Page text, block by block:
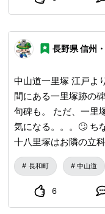
長野県 信州
中山道一里塚 江戸より四十九里 長和
間にある一里塚跡の
句碑も。 ただ、一里塚碑の奥にあるかわいらしい🏠建物が
気になる。。。🙄 ちなみに五十里塚は、長和町和田に。四
十八里塚はお隣の立
長和町 中山道
6